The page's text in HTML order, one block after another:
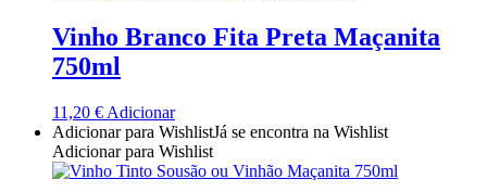
Quinta do Piloto
Quinta Do Regueiro - Região Vinhos Verdes
Quinta Do Rogel Algarve
Vinho Branco Fita Preta Maçanita
750ml
11,20 € Adicionar
Adicionar para WishlistJá se encontra na Wishlist
Adicionar para Wishlist